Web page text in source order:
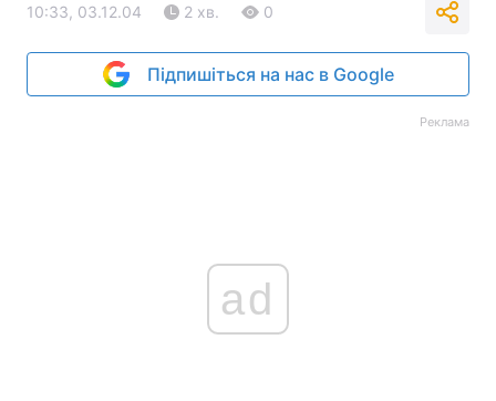
10:33, 03.12.04 2 хв. 0
Підпишіться на нас в Google
Реклама
ad